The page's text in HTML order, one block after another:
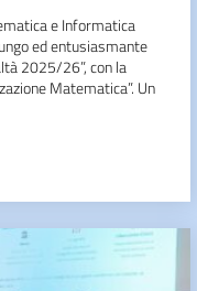
e Informatica
ed entusiasmante
2025/26”, con la
Matematica”. Un